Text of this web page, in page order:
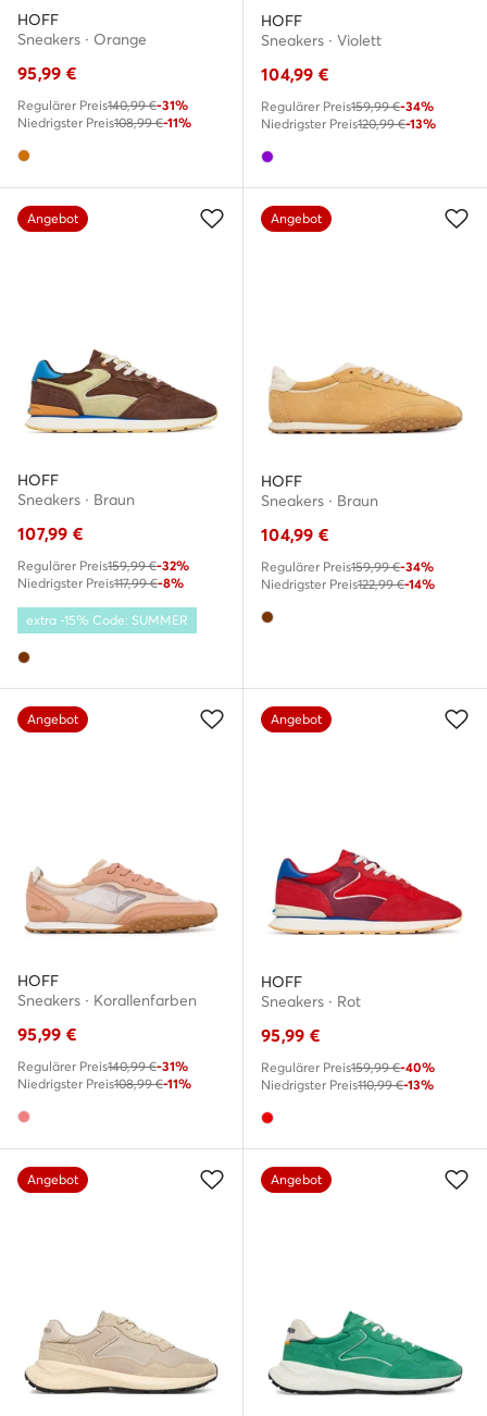
HOFF
Sneakers · Orange
95,99 €
Regulärer Preis140,99 €-31%
Niedrigster Preis108,99 €-11%
HOFF
Sneakers · Violett
104,99 €
Regulärer Preis159,99 €-34%
Niedrigster Preis120,99 €-13%
Angebot
HOFF
Sneakers · Braun
107,99 €
Regulärer Preis159,99 €-32%
Niedrigster Preis117,99 €-8%
extra -15% Code: SUMMER
Angebot
HOFF
Sneakers · Braun
104,99 €
Regulärer Preis159,99 €-34%
Niedrigster Preis122,99 €-14%
Angebot
HOFF
Sneakers · Korallenfarben
95,99 €
Regulärer Preis140,99 €-31%
Niedrigster Preis108,99 €-11%
Angebot
HOFF
Sneakers · Rot
95,99 €
Regulärer Preis159,99 €-40%
Niedrigster Preis110,99 €-13%
Angebot Angebot